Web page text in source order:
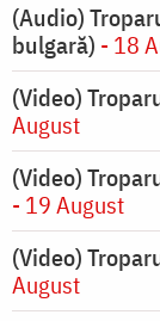
(Audio)
bulgară) - 18
(Video)
August
(Video)
- 19 August
(Video)
August